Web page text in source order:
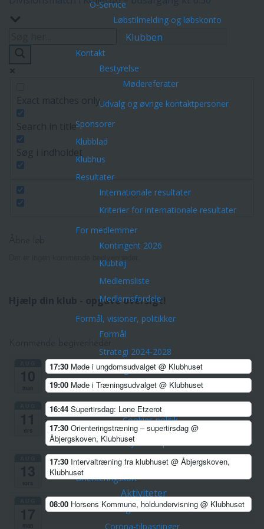
O-Service
Løbstilmelding og løbskonto
Klubben
Kontakt
Bestyrelse
Mødereferater
Udvalg og øvrige kontaktpersoner
Sponsorer
Klubblad
Klubhus
Resultater
Internationale resultater
Kriterier for internationale resultater
For medlemmer
Kontingent 2026
Klubtøj
Medlemsliste
Medlemsfordele
Formål, visioner, politikker
Formål
Strategi 2024-2028
Vedtægter
Træner- og uddannelsespolitik
Privatlivspolitik Horsens OK
Cookies politik
Historie – bestyrelse – pokaler
Fotoalbum 2002-2010
Orienteringskort
Aktiviteter
Arrangementer/Åbne løb
Corona-tilpasninger
Exact matches only
Search in title
Hjælp din klub - opgave oversigt!
17:30 Møde i ungdomsudvalget @ Klubhuset
19:00 Møde i Træningsudvalget @ Klubhuset
16:44 Supertirsdag: Lone Etzerot
17:30 Orienteringstræning – supertirsdag @
Åbjergskoven, Klubhuset
17:30 Intervaltræning fra klubhuset @ Åbjergskoven,
Klubhuset
08:00 Horsens Kommune, holdundervisning @ Klubhuset